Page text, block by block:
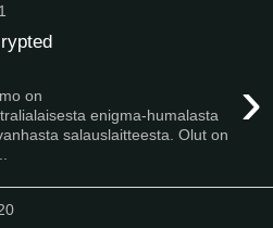
›
on
enigma-humalasta
salauslaitteesta. Olut on